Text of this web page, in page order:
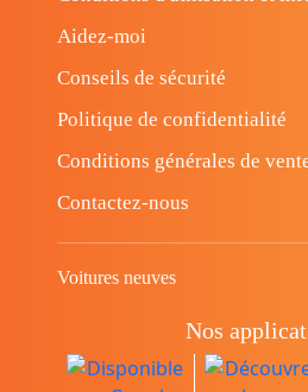
Aidez-moi
Conseils de sécurité
Politique de confidentialité
Conditions générales de
Contactez-nous
Voitures neuves
Nos